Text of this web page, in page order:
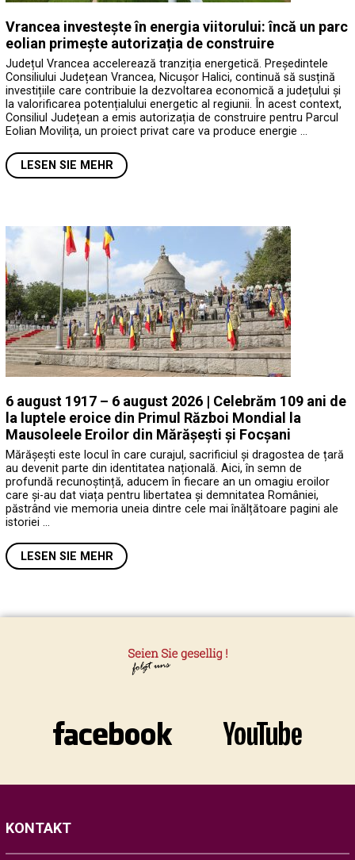
Vrancea investește în energia viitorului: încă un parc
eolian primește autorizația de construire
Județul Vrancea accelerează tranziția energetică. Președintele
Consiliului Județean Vrancea, Nicușor Halici, continuă să susțină
investițiile care contribuie la dezvoltarea economică a județului și
la valorificarea potențialului energetic al regiunii. În acest context,
Consiliul Județean a emis autorizația de construire pentru Parcul
Eolian Movilița, un proiect privat care va produce energie …
LESEN SIE MEHR
6 august 1917 – 6 august 2026 | Celebrăm 109 ani de
la luptele eroice din Primul Război Mondial la
Mausoleele Eroilor din Mărășești și Focșani
Mărășești este locul în care curajul, sacrificiul și dragostea de țară
au devenit parte din identitatea națională. Aici, în semn de
profundă recunoștință, aducem în fiecare an un omagiu eroilor
care și-au dat viața pentru libertatea și demnitatea României,
păstrând vie memoria uneia dintre cele mai înălțătoare pagini ale
istoriei …
LESEN SIE MEHR
KONTAKT